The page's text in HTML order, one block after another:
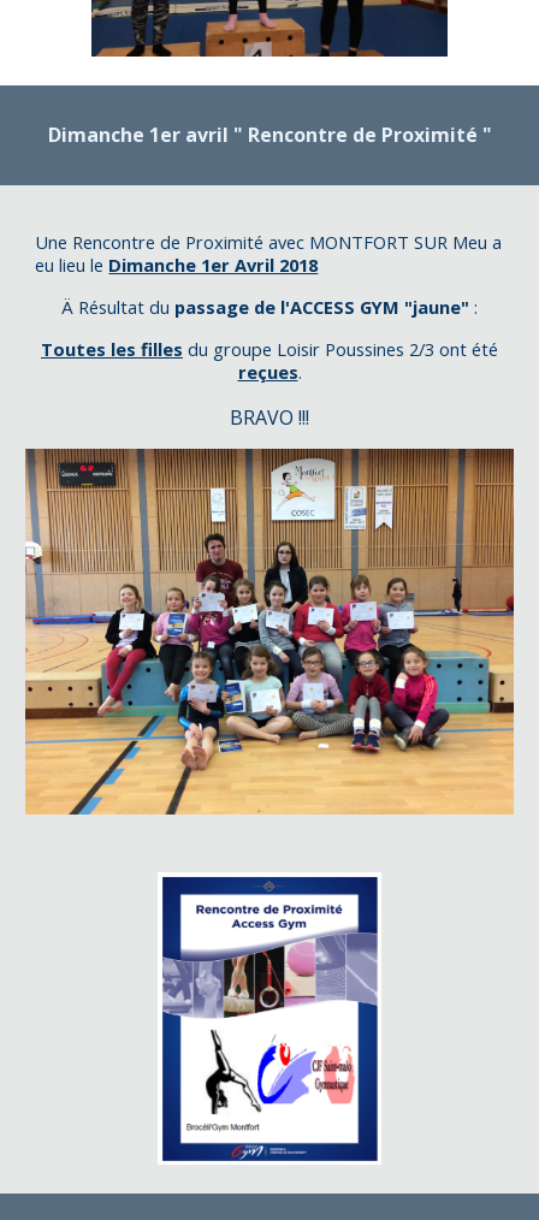
Dimanche 1er avril " Rencontre de Proximité "
Une Rencontre de Proximité avec MONTFORT SUR Meu a
eu lieu le Dimanche 1er Avril 2018
Ä Résultat du passage de l'ACCESS GYM "jaune" :
Toutes les filles du groupe Loisir Poussines 2/3 ont été
reçues.
BRAVO !!!